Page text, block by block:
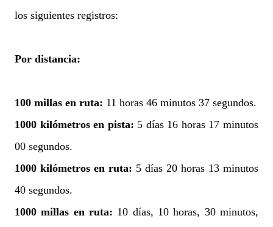
los siguientes registros:
Por distancia:
100 millas en ruta: 11 horas 46 minutos 37 segundos.
1000 kilómetros en pista: 5 días 16 horas 17 minutos
00 segundos.
1000 kilómetros en ruta: 5 días 20 horas 13 minutos
40 segundos.
1000 millas en ruta: 10 días, 10 horas, 30 minutos,